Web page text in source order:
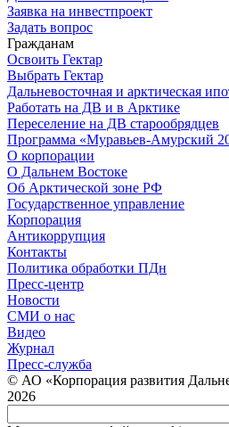
Заявка на инвестпроект
Задать вопрос
Гражданам
Освоить Гектар
Выбрать Гектар
Дальневосточная и арктическая
Работать на ДВ и в Арктике
Переселение на ДВ старообрядцев
Программа «Муравьев-Амурский
О корпорации
О Дальнем Востоке
Об Арктической зоне РФ
Государственное управление
Корпорация
Антикоррупция
Контакты
Политика обработки ПДн
Пресс-центр
Новости
СМИ о нас
Видео
Журнал
Пресс-служба
© АО «Корпорация развития
2026